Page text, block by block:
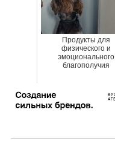
Продукты для
физического и
эмоционального
благополучия